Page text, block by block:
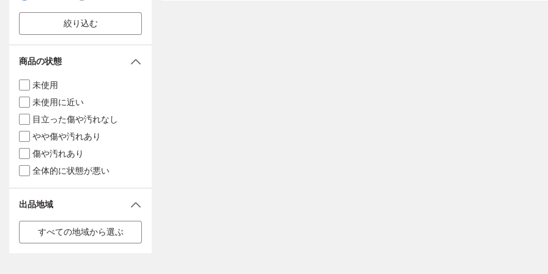
絞り込む
商品の状態
未使用
未使用に近い
目立った傷や汚れなし
やや傷や汚れあり
傷や汚れあり
全体的に状態が悪い
出品地域
すべての地域から選ぶ